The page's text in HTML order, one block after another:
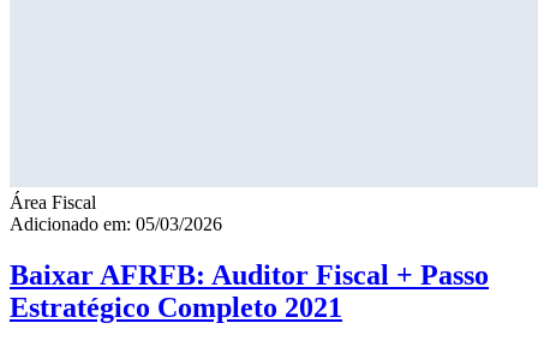
Área Fiscal
Adicionado em: 05/03/2026
Baixar AFRFB: Auditor Fiscal + Passo
Estratégico Completo 2021